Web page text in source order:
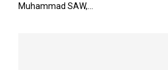
Muhammad SAW,...